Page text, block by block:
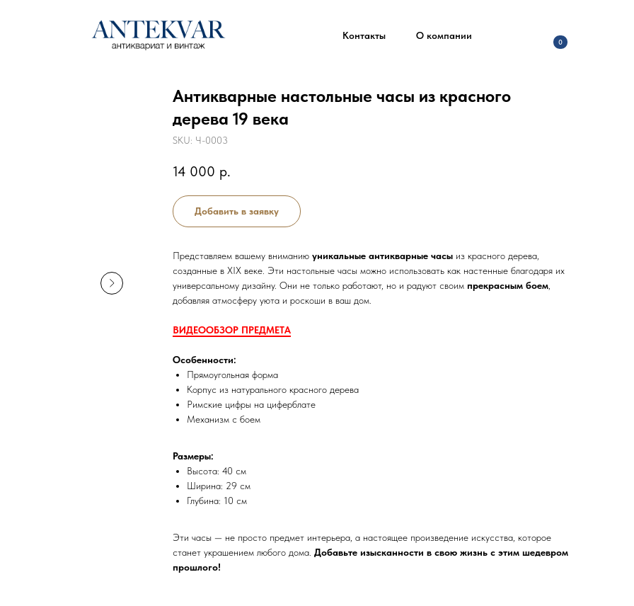
Контакты О компании
0
Антикварные настольные часы из красного
дерева 19 века
SKU: Ч-0003
14 000 р.
Добавить в заявку
Представляем вашему вниманию уникальные антикварные часы из красного дерева,
созданные в XIX веке. Эти настольные часы можно использовать как настенные благодаря их
универсальному дизайну. Они не только работают, но и радуют своим прекрасным боем
добавляя атмосферу уюта и роскоши в ваш дом.
ВИДЕООБЗОР ПРЕДМЕТА
Особенности:
Прямоугольная форма
Корпус из натурального красного дерева
Римские цифры на циферблате
Механизм с боем
Размеры:
Высота: 40 см
Ширина: 29 см
Глубина: 10 см
Эти часы — не просто предмет интерьера, а настоящее произведение искусства, которое
станет украшением любого дома. Добавьте изысканности в свою жизнь с этим шедевром
прошлого!